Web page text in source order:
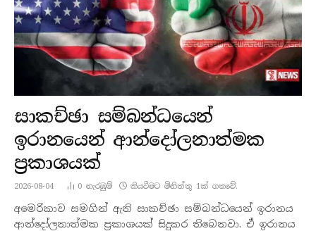
සාකච්ඡා සම්බන්ධයෙන්
ඉරානයෙන් ආන්දෝලනාත්මක
ප්‍රකාශයක්
2026-08-04 0 නැරඹු​ම් කියවීමට මිනිත්තු 1ක් ගතවේ.
අමෙරිකාව සමගින් ඇති සාකච්ඡා සම්බන්ධයෙන් ඉරානය
ආන්දෝලනාත්මක ප්‍රකාශයක් සිදුකර තිබෙනවා. ඒ ඉරානය